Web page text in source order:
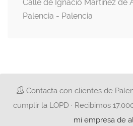
Calle de Ignacio Martínez de
Palencia - Palencia
Contacta con clientes de
cumplir la LOPD · Recibimos
mi empresa de